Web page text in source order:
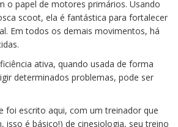
o papel de motores primários. Usando
scoot, ela é fantástica para fortalecer
Em todos os demais movimentos, há
ativa, quando usada de forma
determinados problemas, pode ser
foi escrito aqui, com um treinador que
isso é básico!) de cinesiologia, seu treino